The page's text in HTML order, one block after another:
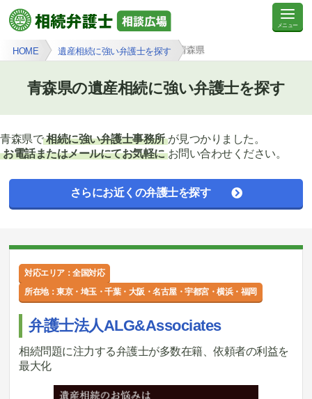
HOME 遺産相続に強い弁護士を探す 青森県
青森県の遺産相続に強い弁護士を探す
青森県で 相続に強い弁護士事務所 が見つかりました。
お電話またはメールにてお気軽に お問い合わせください。
さらにお近くの弁護士を探す
対応エリア：全国対応
所在地：東京・埼玉・千葉・大阪・名古屋・宇都宮・横浜・福岡
弁護士法人ALG&Associates
相続問題に注力する弁護士が多数在籍、依頼者の利益を
最大化